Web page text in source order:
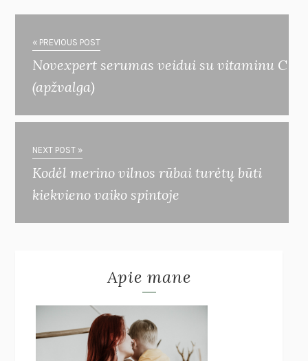
« PREVIOUS POST
Novexpert serumas veidui su vitaminu C
(apžvalga)
NEXT POST »
Kodėl merino vilnos rūbai turėtų būti
kiekvieno vaiko spintoje
Apie mane